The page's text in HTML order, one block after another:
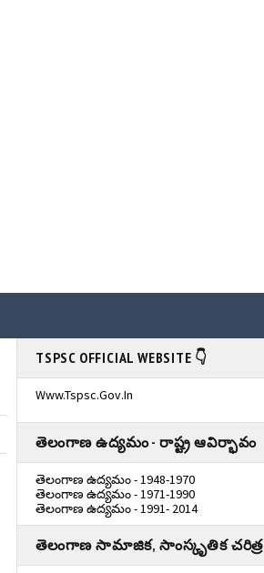
TSPSC OFFICIAL WEBSITE 👇
Www.tspsc.gov.in
తెలంగాణ ఉద్యమం - రాష్ట్ర ఆవిర్భావం
తెలంగాణ ఉద్యమం - 1948-1970
తెలంగాణ ఉద్యమం - 1971-1990
తెలంగాణ ఉద్యమం - 1991- 2014
తెలంగాణ సామాజిక, సాంస్కృతిక చరిత్ర